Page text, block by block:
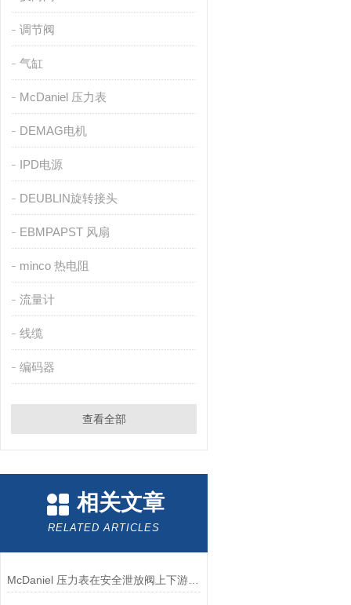
调节阀
气缸
McDaniel 压力表
DEMAG电机
IPD电源
DEUBLIN旋转接头
EBMPAPST 风扇
minco 热电阻
流量计
线缆
编码器
查看全部
相关文章
RELATED ARTICLES
McDaniel 压力表在安全泄放阀上下游压力监测中的应用